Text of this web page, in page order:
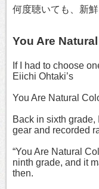
何度聴いても、新
You Are
If I had to choose
Eiichi Ohtaki’s
You Are Natural
Back in sixth
gear and recorded
“You Are Natural
ninth grade, and it
then.